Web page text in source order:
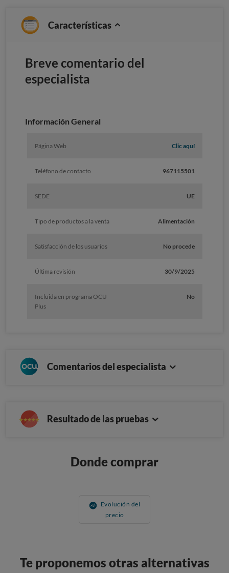
Características
Breve comentario del
especialista
Información General
Página Web Clic aquí
Teléfono de contacto 967115501
SEDE UE
Tipo de productos a la venta Alimentación
Satisfacción de los usuarios No procede
Última revisión 30/9/2025
Incluida en programa OCU
Plus
No
Comentarios del especialista
Resultado de las pruebas
Donde comprar
Evolución del
precio
Te proponemos otras alternativas